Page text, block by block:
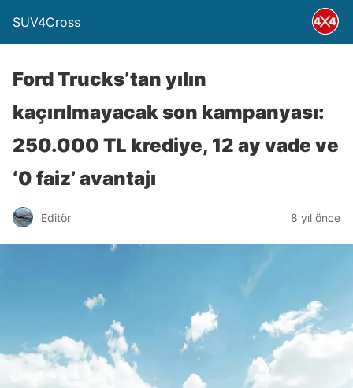
SUV4Cross
Ford Trucks’tan yılın
kaçırılmayacak son kampanyası:
250.000 TL krediye, 12 ay vade ve
‘0 faiz’ avantajı
Editör 8 yıl önce